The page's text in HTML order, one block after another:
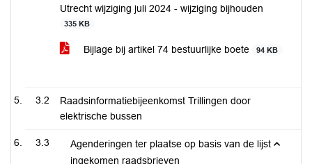
Utrecht wijziging juli 2024 - wijziging bijhouden
335 KB
Bijlage bij artikel 74 bestuurlijke boete 94 KB
3.2
Raadsinformatiebijeenkomst Trillingen door
elektrische bussen
3.3
Agenderingen ter plaatse op basis van de lijst
ingekomen raadsbrieven